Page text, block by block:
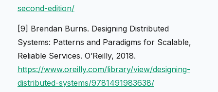
second-edition/
[9] Brendan Burns. Designing Distributed
Systems: Patterns and Paradigms for Scalable,
Reliable Services. O’Reilly, 2018.
https://www.oreilly.com/library/view/designing-
distributed-systems/9781491983638/